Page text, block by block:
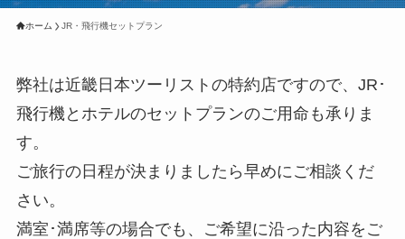
ホーム JR・飛行機セットプラン
弊社は近畿日本ツーリストの特約店ですので、JR･
飛行機とホテルのセットプランのご用命も承りま
す。
ご旅行の日程が決まりましたら早めにご相談くだ
さい。
満室･満席等の場合でも、ご希望に沿った内容をご